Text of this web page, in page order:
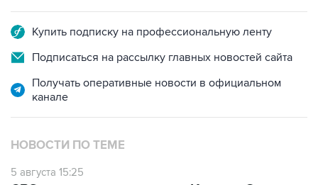
Подписаться на рассылку главных новостей сайта
Получать оперативные новости в официальном
канале
НОВОСТИ ПО ТЕМЕ
5 августа 15:25
предусматривает плату за проход Ормуза